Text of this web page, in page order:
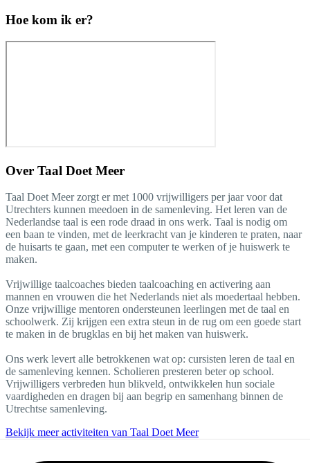
Hoe kom ik er?
Over Taal Doet Meer
Taal Doet Meer zorgt er met 1000 vrijwilligers per jaar voor dat
Utrechters kunnen meedoen in de samenleving. Het leren van de
Nederlandse taal is een rode draad in ons werk. Taal is nodig om
een baan te vinden, met de leerkracht van je kinderen te praten, naar
de huisarts te gaan, met een computer te werken of je huiswerk te
maken.
Vrijwillige taalcoaches bieden taalcoaching en activering aan
mannen en vrouwen die het Nederlands niet als moedertaal hebben.
Onze vrijwillige mentoren ondersteunen leerlingen met de taal en
schoolwerk. Zij krijgen een extra steun in de rug om een goede start
te maken in de brugklas en bij het maken van huiswerk.
Ons werk levert alle betrokkenen wat op: cursisten leren de taal en
de samenleving kennen. Scholieren presteren beter op school.
Vrijwilligers verbreden hun blikveld, ontwikkelen hun sociale
vaardigheden en dragen bij aan begrip en samenhang binnen de
Utrechtse samenleving.
Bekijk meer activiteiten van Taal Doet Meer